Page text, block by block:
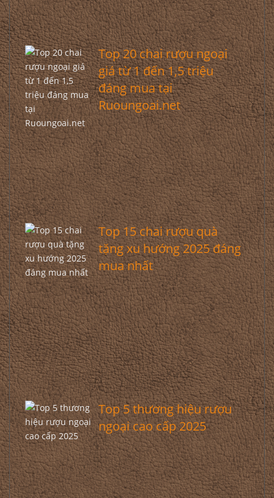
Top 20 chai rượu ngoại
giá từ 1 đến 1,5 triệu
đáng mua tại
Ruoungoai.net
Top 15 chai rượu quà
tặng xu hướng 2025 đáng
mua nhất
Top 5 thương hiệu rượu
ngoại cao cấp 2025